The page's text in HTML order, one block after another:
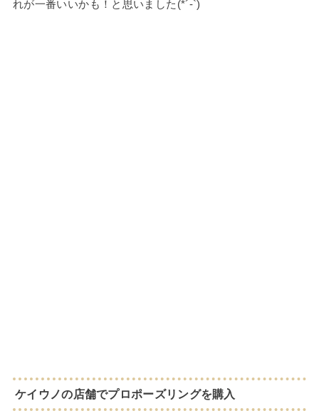
れが一番いいかも！と思いました(*´-`)
ケイウノの店舗でプロポーズリングを購入